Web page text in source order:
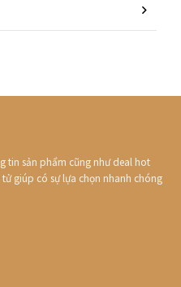
tin sản phẩm cũng như deal hot
giúp có sự lựa chọn nhanh chóng